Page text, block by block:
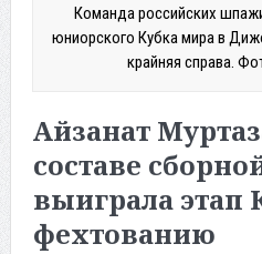
Команда российских
юниорского Кубка мира в
крайняя справа.
Айзанат
составе
выиграла этап
фехтованию